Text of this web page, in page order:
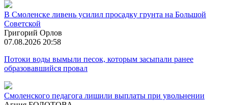
В Смоленске ливень усилил просадку грунта на Большой
Советской
Григорий Орлов
07.08.2026 20:58
Потоки воды вымыли песок, которым засыпали ранее
образовавшийся провал
Смоленского педагога лишили выплаты при увольнении